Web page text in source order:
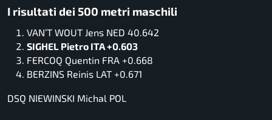
I risultati dei 500 metri maschili
VAN’T WOUT Jens NED 40.642
SIGHEL Pietro ITA +0.603
FERCOQ Quentin FRA +0.668
BERZINS Reinis LAT +0.671
DSQ NIEWINSKI Michal POL